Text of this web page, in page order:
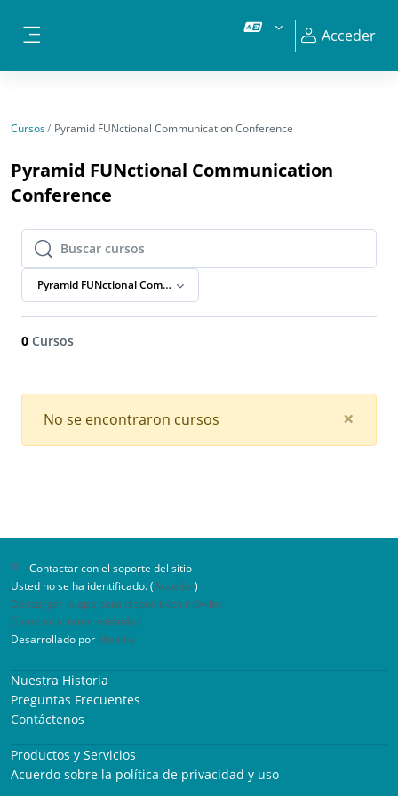
Acceder
Cursos Pyramid FUNctional Communication Conference
Pyramid FUNctional Communication
Conference
Buscar cursos
Buscar cursos
Pyramid FUNctional Communication Conference
0 Cursos
×
No se encontraron cursos
Contactar con el soporte del sitio
Usted no se ha identificado. (Acceder)
Descargar la app para dispositivos móviles
Cambiar al tema estándar
Desarrollado por Moodle
Nuestra Historia
Preguntas Frecuentes
Contáctenos
Productos y Servicios
Acuerdo sobre la política de privacidad y uso